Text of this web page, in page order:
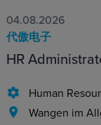
04.08.2026
代傲电子
HR
Human
Wangen im